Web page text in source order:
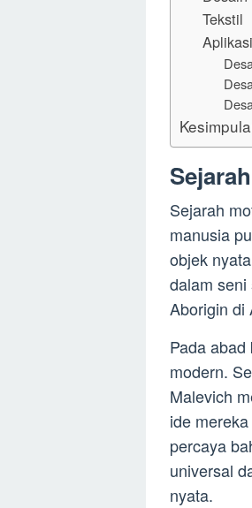
Tekstil
Sejarah
manusia
objek
dalam
Aborigin di
Pada
modern.
Malevich
ide
percaya
universal
nyata.